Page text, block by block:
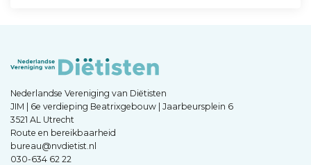
Nederlandse Vereniging van Diëtisten
JIM | 6e verdieping Beatrixgebouw | Jaarbeursplein 6
3521 AL Utrecht
Route en bereikbaarheid
bureau@nvdietist.nl
030-634 62 22